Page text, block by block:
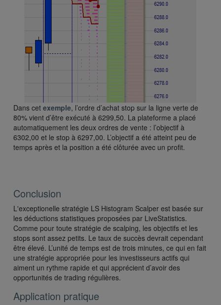
Dans cet exemple, l’ordre d’achat stop sur la ligne verte de
80% vient d’être exécuté à 6299,50. La plateforme a placé
automatiquement les deux ordres de vente : l’objectif à
6302,00 et le stop à 6297,00. L’objectif a été atteint peu de
temps après et la position a été clôturée avec un profit.
Conclusion
L'exceptionelle stratégie LS Histogram Scalper est basée sur
les déductions statistiques proposées par LiveStatistics.
Comme pour toute stratégie de scalping, les objectifs et les
stops sont assez petits. Le taux de succès devrait cependant
être élevé. L’unité de temps est de trois minutes, ce qui en fait
une stratégie appropriée pour les investisseurs actifs qui
aiment un rythme rapide et qui apprécient d’avoir des
opportunités de trading régulières.
Application pratique